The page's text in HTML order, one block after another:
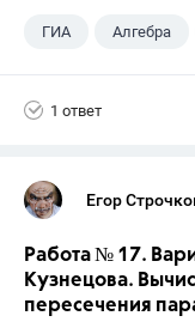
ГИА Алгебра
1 ответ
Егор
Работа № 17.
Кузнецова.
пересечения